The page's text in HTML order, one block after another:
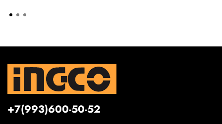
+7(993)600-50-52